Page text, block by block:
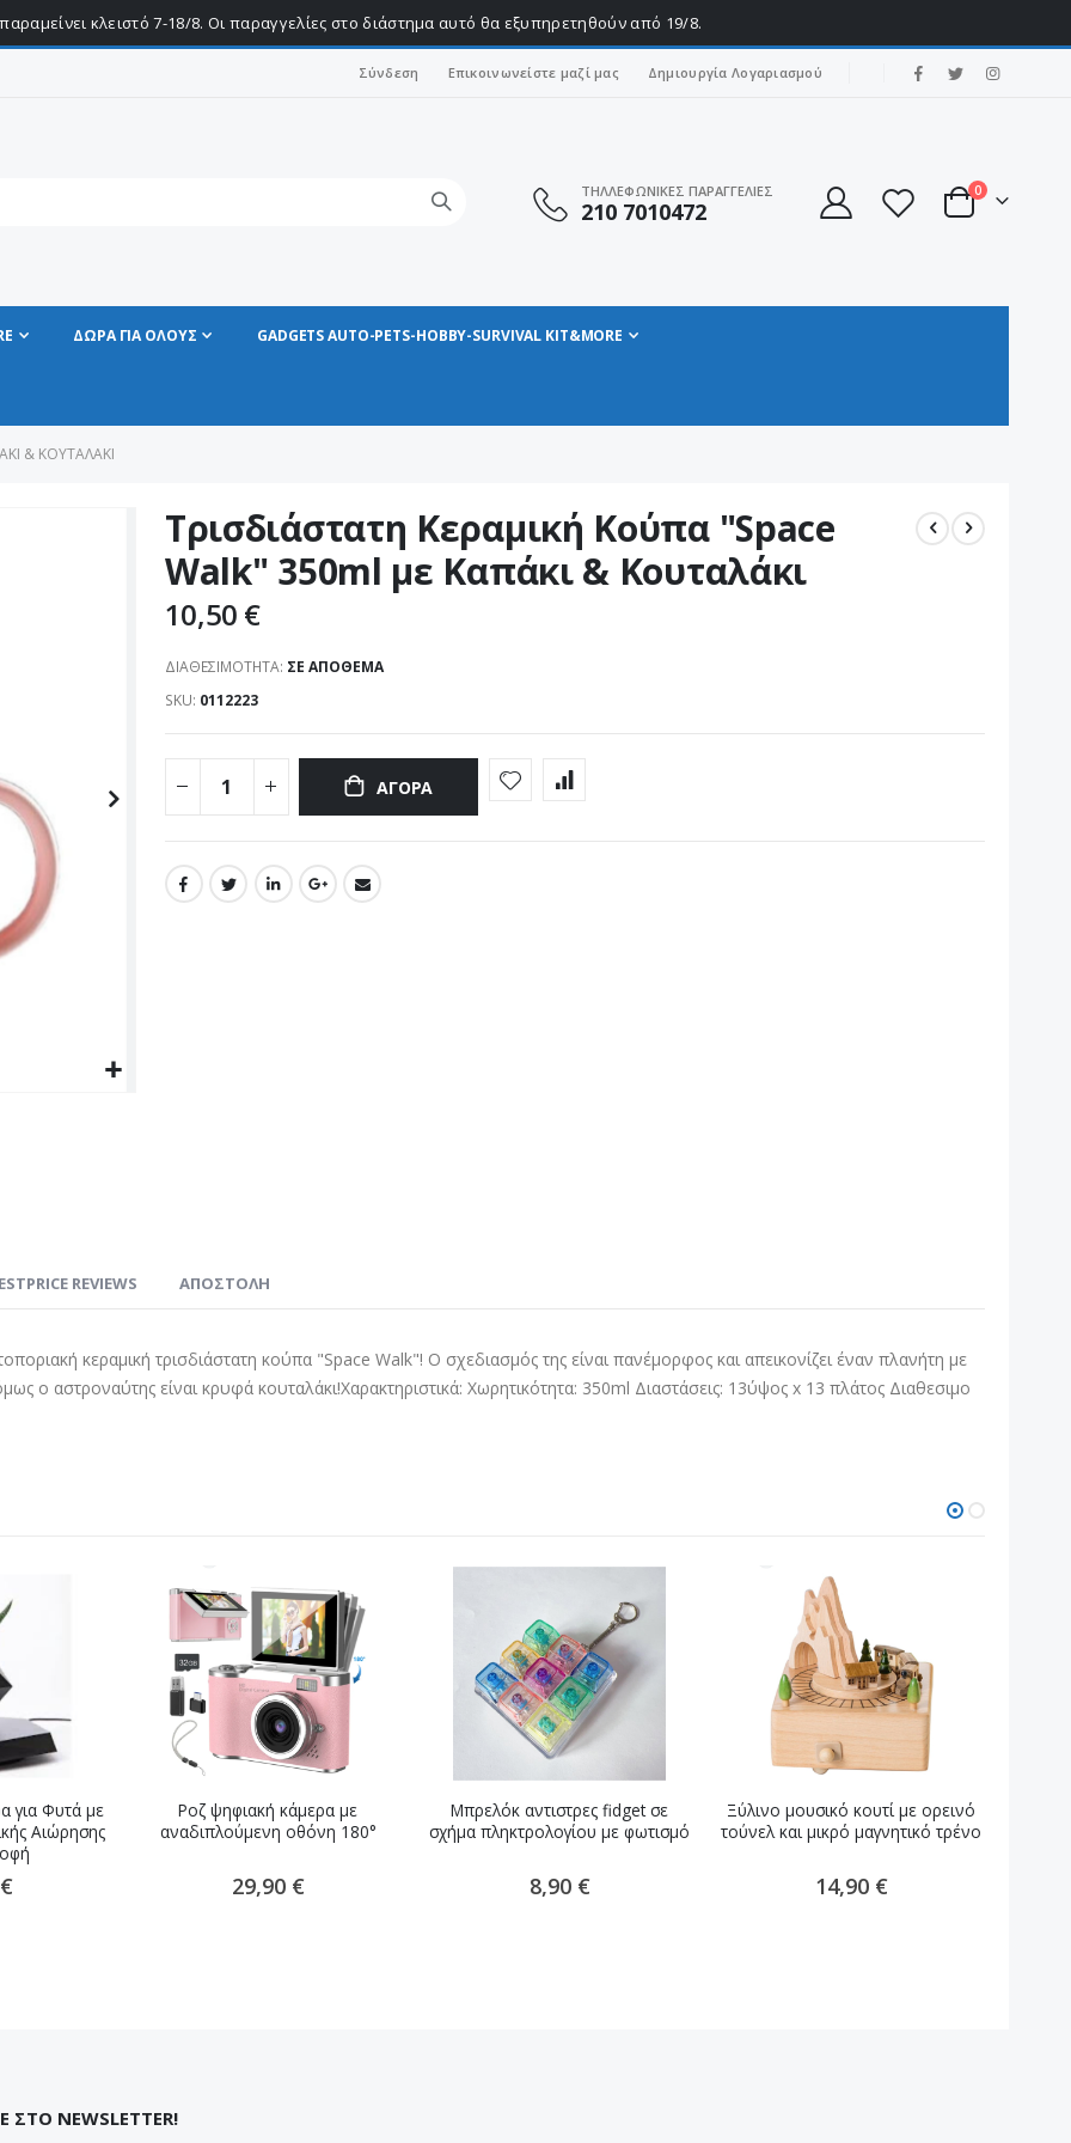
κλειστό 7-18/8. Οι παραγγελίες στο διάστημα αυτό θα εξυπηρετηθούν από 19/8.
Σύνδεση Επικοινωνείστε μαζί μας Δημιουργία Λογαριασμού
ΤΗΛΛΕΦΩΝΙΚΕΣ ΠΑΡΑΓΓΕΛΙΕΣ
210 7010472 Cart
0στοιχεία
ΔΩΡΑ ΓΙΑ ΟΛΟΥΣ GADGETS AUTO-PETS-HOBBY-SURVIVAL KIT&MORE
& ΚΟΥΤΑΛΆΚΙ
Τρισδιάστατη Κεραμική Κούπα "Space
Walk" 350ml με Καπάκι & Κουταλάκι
10,50 €
ΔΙΑΘΕΣΙΜΌΤΗΤΑ: ΣΕ ΑΠΌΘΕΜΑ
SKU 0112223
ΑΓΟΡΆ
κεραμική τρισδιάστατη κούπα "Space Walk"! Ο σχεδιασμός της είναι πανέμορφος και απεικονίζει έναν πλανήτη με
ο αστροναύτης είναι κρυφά κουταλάκι!Χαρακτηριστικά: Χωρητικότητα: 350ml Διαστάσεις: 13ύψος x 13 πλάτος Διαθεσιμο
REVIEWS ΑΠΟΣΤΟΛΗ
για Φυτά με
Αιώρησης
Ροζ ψηφιακή κάμερα με
αναδιπλούμενη οθόνη 180°
29,90 €
Μπρελόκ αντιστρες fidget σε
σχήμα πληκτρολογίου με φωτισμό
8,90 €
Ξύλινο μουσικό κουτί με ορεινό
τούνελ και μικρό μαγνητικό τρένο
14,90 €
ΣΤΟ NEWSLETTER!